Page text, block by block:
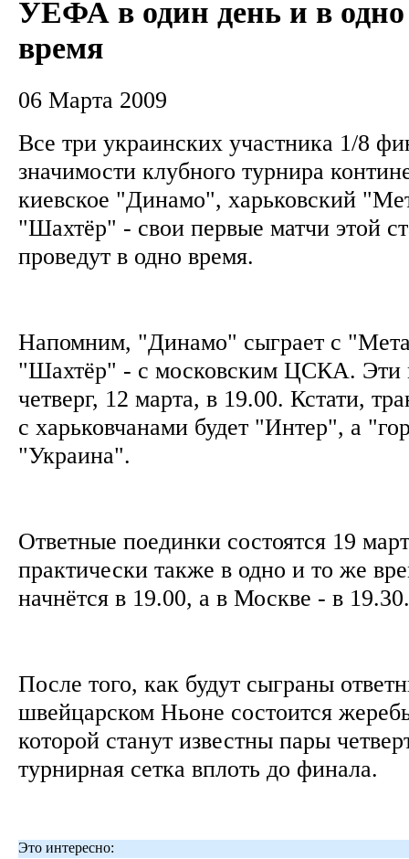
УЕФА в один день и в одно
время
06 Марта 2009
Все три украинских участника 1/8
значимости клубного турнира
киевское "Динамо", харьковский
"Шахтёр" - свои первые матчи этой
проведут в одно время.
Напомним, "Динамо" сыграет с
"Шахтёр" - с московским ЦСКА. Эти
четверг, 12 марта, в 19.00. Кстати,
с харьковчанами будет "Интер", а
"Украина".
Ответные поединки состоятся 19
практически также в одно и то же
начнётся в 19.00, а в Москве - в
После того, как будут сыграны
швейцарском Ньоне состоится
которой станут известны пары
турнирная сетка вплоть до финала.
Это интересно: